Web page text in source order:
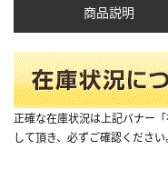
商品説明
正確な在庫状況は上記バナー
して頂き、必ずご確認ください。